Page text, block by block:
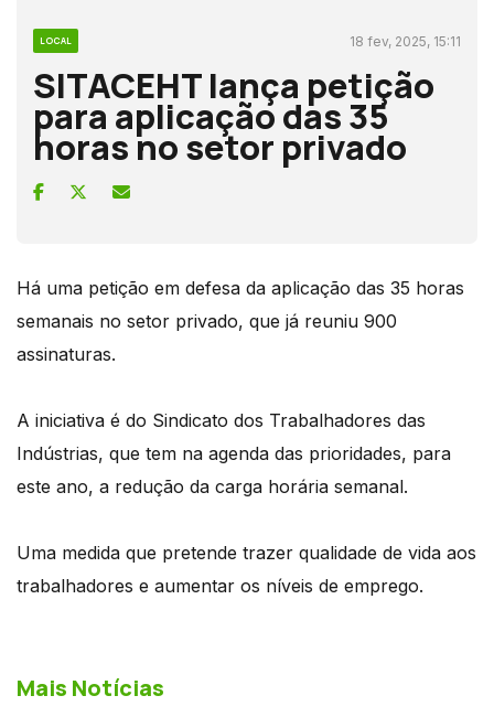
LOCAL 18 fev, 2025, 15:11
SITACEHT lança petição
para aplicação das 35
horas no setor privado
Há uma petição em defesa da aplicação das 35 horas
semanais no setor privado, que já reuniu 900
assinaturas.
A iniciativa é do Sindicato dos Trabalhadores das
Indústrias, que tem na agenda das prioridades, para
este ano, a redução da carga horária semanal.
Uma medida que pretende trazer qualidade de vida aos
trabalhadores e aumentar os níveis de emprego.
Mais Notícias